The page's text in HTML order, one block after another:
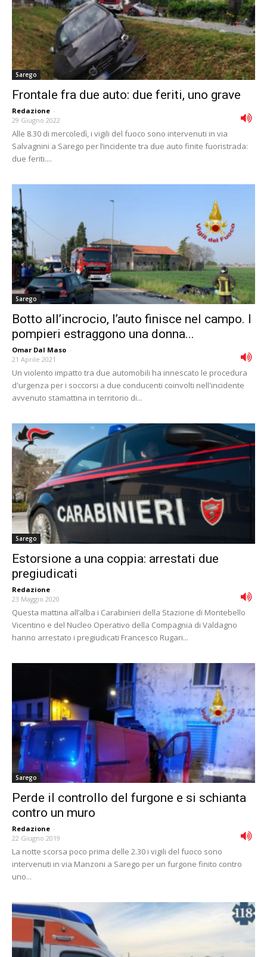
Sarego
Frontale fra due auto: due feriti, uno grave
Redazione -
29 Giugno 2022
Alle 8.30 di mercoledì, i vigili del fuoco sono intervenuti in via
Salvagnini a Sarego per l’incidente tra due auto finite fuoristrada:
due feriti....
Sarego
Botto all’incrocio, l’auto finisce nel campo. I
pompieri estraggono una donna...
Omar Dal Maso -
21 Aprile 2021
Un violento impatto tra due automobili ha innescato le procedura
d'urgenza per i soccorsi a due conducenti coinvolti nell'incidente
avvenuto stamattina in territorio di...
Sarego
Estorsione a una coppia: arrestati due
pregiudicati
Redazione -
23 Maggio 2020
Questa mattina all’alba i Carabinieri della Stazione di Montebello
Vicentino e del Nucleo Operativo della Compagnia di Valdagno
hanno arrestato i pregiudicati Francesco Rugari...
Sarego
Perde il controllo del furgone e si schianta
contro un muro
Redazione -
22 Giugno 2019
La notte scorsa poco prima delle 2.30 i vigili del fuoco sono
intervenuti in via Manzoni a Sarego per un furgone finito contro
uno...